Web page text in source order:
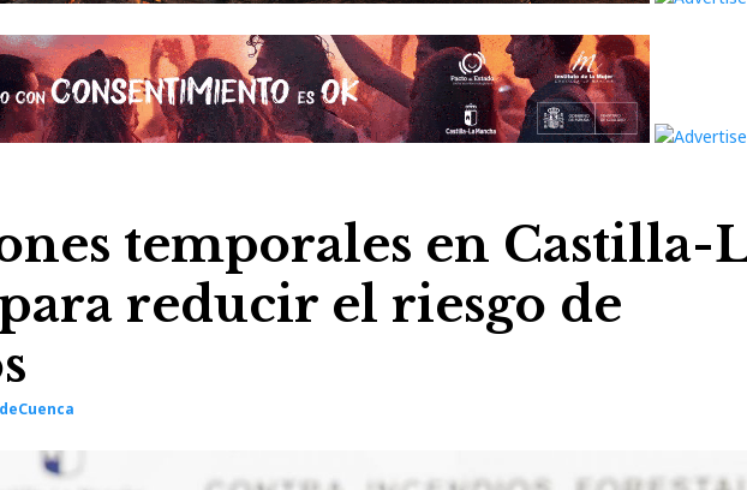
temporales en Castilla-
reducir el riesgo de